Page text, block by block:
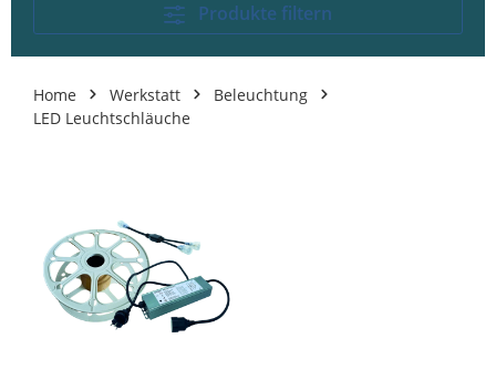
Produkte filtern
Home Werkstatt
Beleuchtung
LED Leuchtschläuche